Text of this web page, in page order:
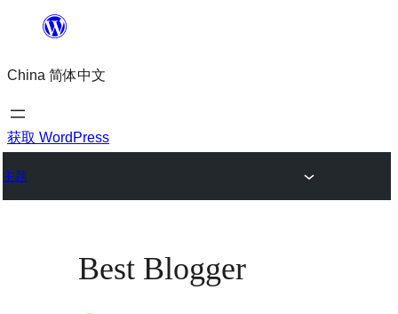
内
容
China 简体中文
获取 WordPress
主题
Best Blogger